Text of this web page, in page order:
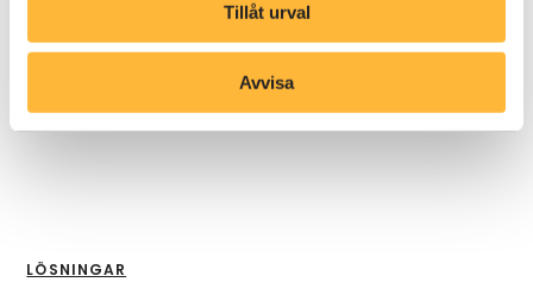
Tillåt urval
Avvisa
LÖSNINGAR